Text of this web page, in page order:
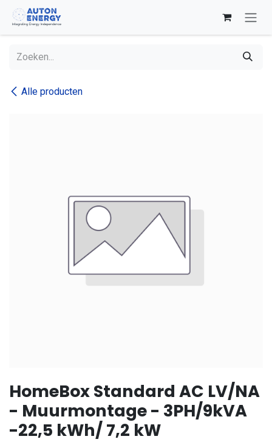
Overslaan naar inhoud
Alle producten
HomeBox Standard AC LV/NA
- Muurmontage - 3PH/9kVA
-22,5 kWh/ 7,2 kW